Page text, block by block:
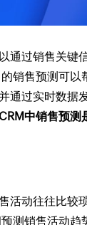
通过销售关键
销售预测可以
通过实时数据
CRM中销售预测
活动往往比较
测销售活动趋